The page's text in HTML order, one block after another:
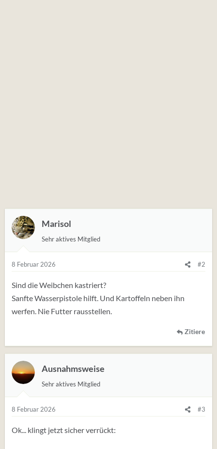
Marisol
Sehr aktives Mitglied
8 Februar 2026 #2
Sind die Weibchen kastriert?
Sanfte Wasserpistole hilft. Und Kartoffeln neben ihn
werfen. Nie Futter rausstellen.
Zitiere
Ausnahmsweise
Sehr aktives Mitglied
8 Februar 2026 #3
Ok... klingt jetzt sicher verrückt: